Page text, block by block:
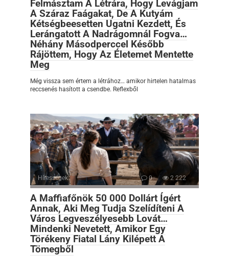
Felmásztam A Létrára, Hogy Levágjam
A Száraz Faágakat, De A Kutyám
Kétségbeesetten Ugatni Kezdett, És
Lerángatott A Nadrágomnál Fogva…
Néhány Másodperccel Később
Rájöttem, Hogy Az Életemet Mentette
Meg
Még vissza sem értem a létrához… amikor hirtelen hatalmas
reccsenés hasított a csendbe. Reflexből
Hírességek 0 2 222
A Maffiafőnök 50 000 Dollárt Ígért
Annak, Aki Meg Tudja Szelídíteni A
Város Legveszélyesebb Lovát…
Mindenki Nevetett, Amikor Egy
Törékeny Fiatal Lány Kilépett A
Tömegből